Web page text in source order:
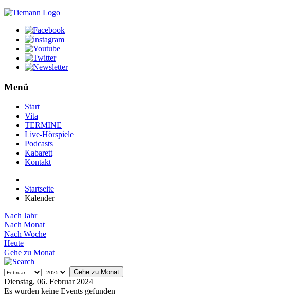
Menü
Start
Vita
TERMINE
Live-Hörspiele
Podcasts
Kabarett
Kontakt
Startseite
Kalender
Nach Jahr
Nach Monat
Nach Woche
Heute
Gehe zu Monat
Gehe zu Monat
Dienstag, 06. Februar 2024
Es wurden keine Events gefunden